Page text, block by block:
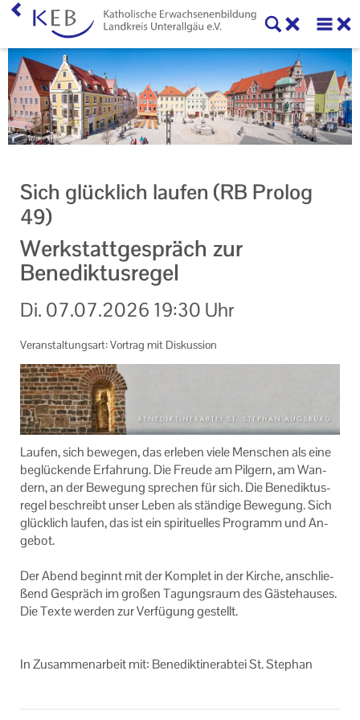
Sich glücklich laufen (RB Prolog
49)
Werkstattgespräch zur
Benediktusregel
Di. 07.07.2026 19:30 Uhr
Veranstaltungsart: Vortrag mit Diskussion
Lau­fen, sich be­we­gen, das er­le­ben viele Men­schen als eine
be­glü­cken­de Er­fah­rung. Die Freu­de am Pil­gern, am Wan­
dern, an der Be­we­gung spre­chen für sich. Die Be­ne­dik­tus­
re­gel be­schreibt unser Leben als stän­di­ge Be­we­gung. Sich
glück­lich lau­fen, das ist ein spi­ri­tu­el­les Pro­gramm und An­
ge­bot.
Der Abend be­ginnt mit der Kom­plet in der Kir­che, an­schlie­
ßend Ge­spräch im gro­ßen Ta­gungs­raum des Gäs­te­hau­ses.
Die Texte wer­den zur Ver­fü­gung ge­stellt.
In Zu­sam­men­ar­beit mit: Be­ne­dik­ti­ner­ab­tei St. Ste­phan
Home
KEB Landkreis Unterallgäu
Willkommen
Vorstand und Beirat der KEB Landkreis Unterallgäu
Mitglieder der KEB Landkreis Unterallgäu
Unser Auftrag
Ihr Kontakt zu uns
Datenschutzerklärung
Impressum